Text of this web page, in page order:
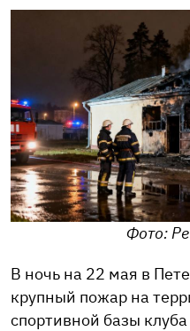
Фото:
В ночь на 22 мая в
крупный пожар на
спортивной базы